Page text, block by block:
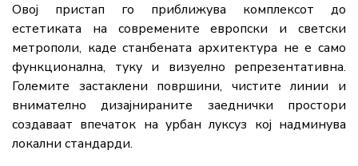
Овој пристап го приближува комплексот до
естетиката на современите европски и светски
метрополи, каде станбената архитектура не е само
функционална, туку и визуелно репрезентативна.
Големите застаклени површини, чистите линии и
внимателно дизајнираните заеднички простори
создаваат впечаток на урбан луксуз кој надминува
локални стандарди.